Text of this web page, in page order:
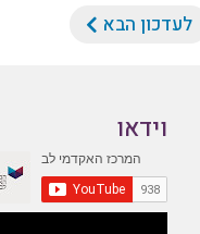
לעדכון הבא
וידאו